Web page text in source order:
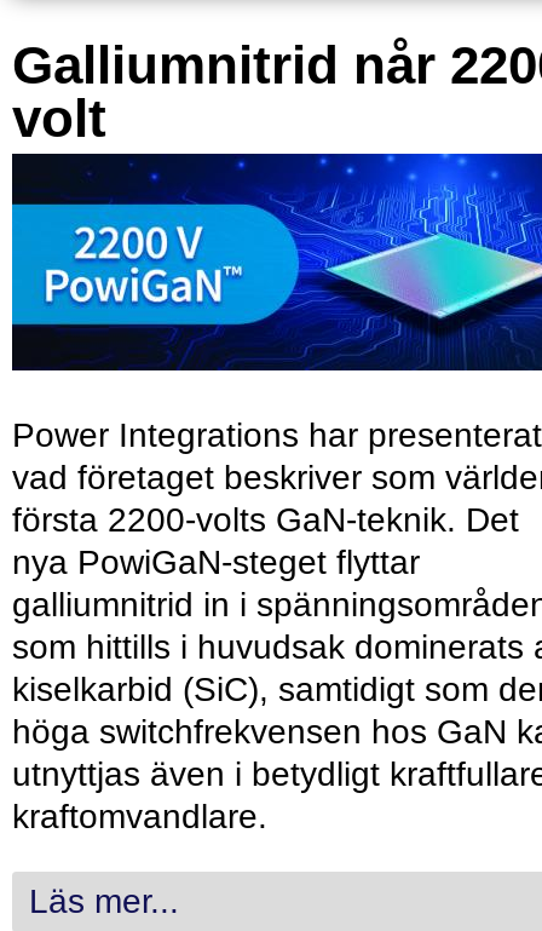
Galliumnitrid når
volt
Power Integrations har presenterat
vad företaget beskriver som
första 2200-volts GaN-teknik. Det
nya PowiGaN-steget flyttar
galliumnitrid in i
som hittills i huvudsak dominerats
kiselkarbid (SiC), samtidigt som
höga switchfrekvensen hos GaN
utnyttjas även i betydligt
kraftomvandlare.
Läs mer...